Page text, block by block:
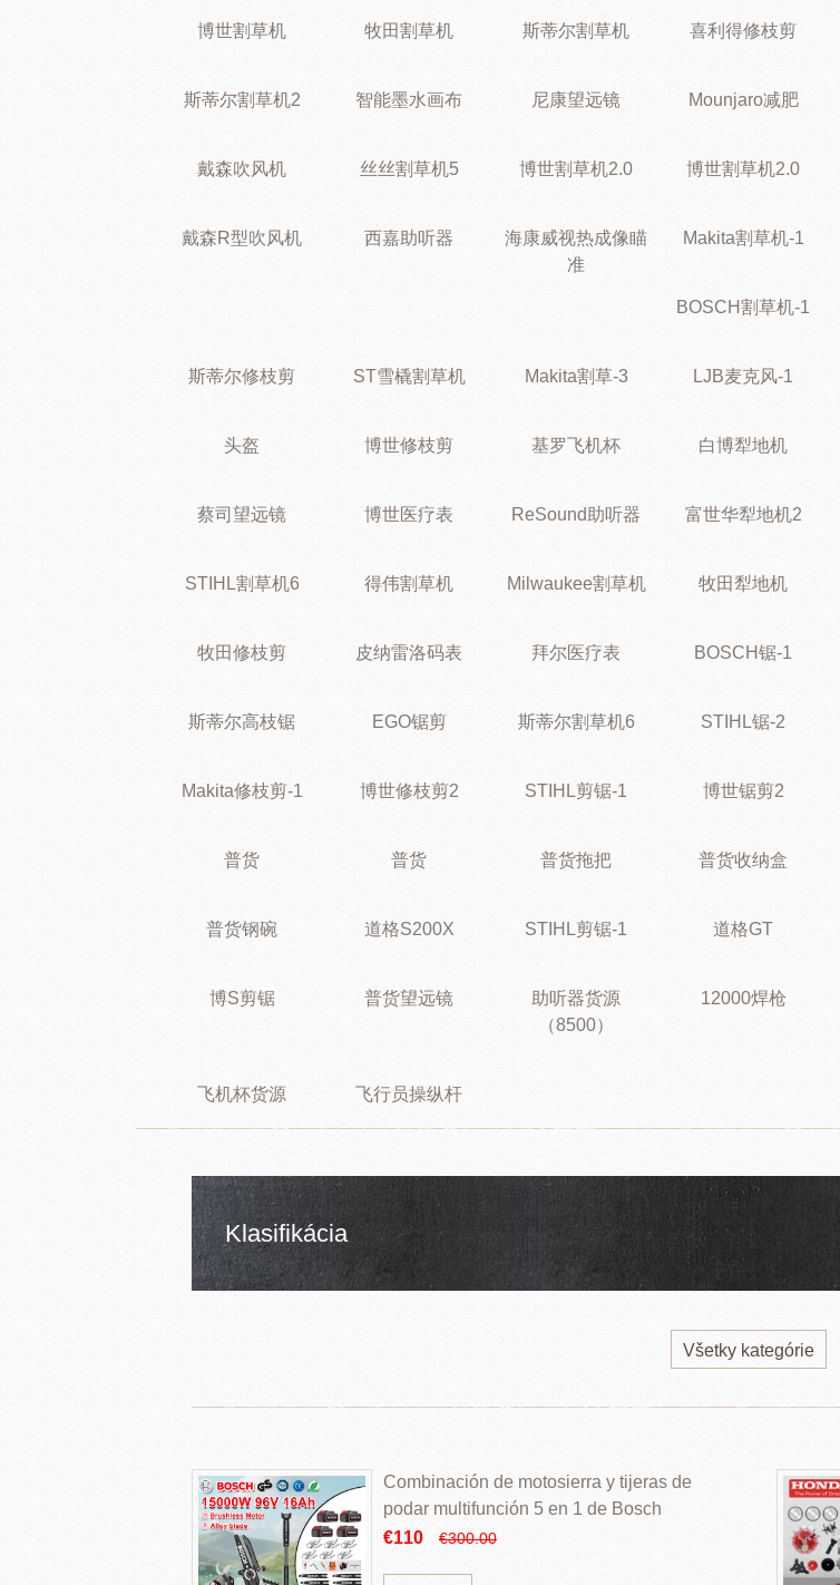
博世割草机 牧田割草机 斯蒂尔割草机 喜利得修枝剪
斯蒂尔割草机2 智能墨水画布 尼康望远镜 Mounjaro减肥
戴森吹风机 丝丝割草机5 博世割草机2.0 博世割草机2.0
戴森R型吹风机 西嘉助听器
海康威视热成像瞄
准
Makita割草机-1
BOSCH割草机-1
斯蒂尔修枝剪 ST雪橇割草机 Makita割草-3 LJB麦克风-1
头盔 博世修枝剪 基罗飞机杯 白博犁地机
蔡司望远镜 博世医疗表 ReSound助听器 富世华犁地机2
STIHL割草机6 得伟割草机 Milwaukee割草机 牧田犁地机
牧田修枝剪 皮纳雷洛码表 拜尔医疗表 BOSCH锯-1
斯蒂尔高枝锯 EGO锯剪 斯蒂尔割草机6 STIHL锯-2
Makita修枝剪-1 博世修枝剪2 STIHL剪锯-1 博世锯剪2
普货 普货 普货拖把 普货收纳盒
普货钢碗 道格S200X STIHL剪锯-1 道格GT
博S剪锯 普货望远镜
助听器货源
（8500）
12000焊枪
飞机杯货源 飞行员操纵杆
Klasifikácia
Všetky kategórie
Combinación de motosierra y tijeras de
podar multifunción 5 en 1 de Bosch
€110
€300.00